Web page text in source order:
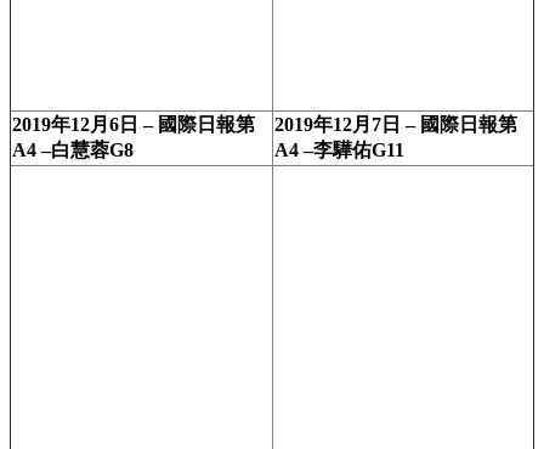
2019年12月6日 – 國際日報第
A4 –白慧蓉G8
2019年12月7日 – 國際日報第
A4 –李驊佑G11